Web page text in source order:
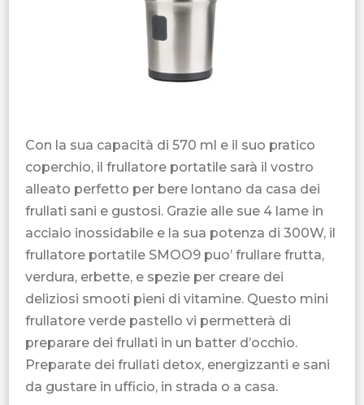
Con la sua capacità di 570 ml e il suo pratico
coperchio, il frullatore portatile sarà il vostro
alleato perfetto per bere lontano da casa dei
frullati sani e gustosi. Grazie alle sue 4 lame in
acciaio inossidabile e la sua potenza di 300W, il
frullatore portatile SMOO9 puo’ frullare frutta,
verdura, erbette, e spezie per creare dei
deliziosi smooti pieni di vitamine. Questo mini
frullatore verde pastello vi permetterà di
preparare dei frullati in un batter d’occhio.
Preparate dei frullati detox, energizzanti e sani
da gustare in ufficio, in strada o a casa.